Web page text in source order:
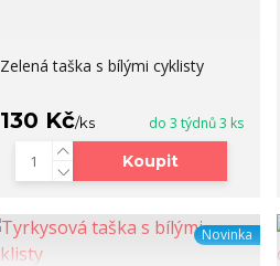
Zelená taška s bílými cyklisty
130 Kč/ks do 3 týdnů 3 ks
Koupit
Novinka